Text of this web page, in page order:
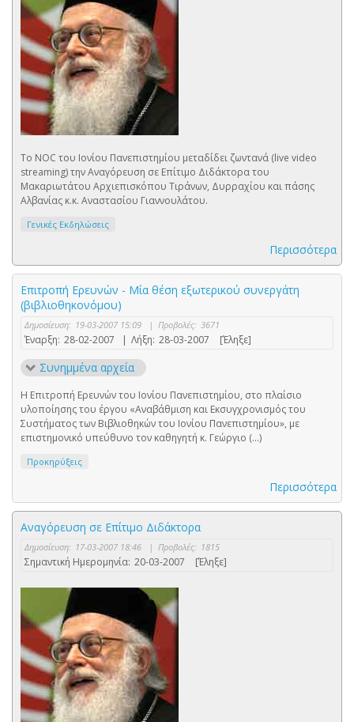
Το NOC του Ιονίου Πανεπιστημίου μεταδίδει ζωντανά (live video
streaming) την Αναγόρευση σε Επίτιμο Διδάκτορα του
Μακαριωτάτου Αρχιεπισκόπου Τιράνων, Δυρραχίου και πάσης
Αλβανίας κ.κ. Αναστασίου Γιαννουλάτου.
Γενικές Εκδηλώσεις
Περισσότερα
Επιτροπή Ερευνών - Μία θέση εξωτερικού συνεργάτη
(βιβλιοθηκονόμου)
Δημοσίευση: 19-03-2007 15:09 | Προβολές: 3671
Έναρξη: 28-02-2007 | Λήξη: 28-03-2007 [Έληξε]
Συνημμένα αρχεία
Η Επιτροπή Ερευνών του Ιονίου Πανεπιστημίου, στο πλαίσιο
υλοποίησης του έργου «Αναβάθμιση και Εκσυγχρονισμός του
Συστήματος των Βιβλιοθηκών του Ιονίου Πανεπιστημίου», με
επιστημονικό υπεύθυνο τον καθηγητή κ. Γεώργιο (...)
Προκηρύξεις
Περισσότερα
Αναγόρευση σε Επίτιμο Διδάκτορα
Δημοσίευση: 17-03-2007 18:46 | Προβολές: 1815
Σημαντική Ημερομηνία: 20-03-2007 [Έληξε]